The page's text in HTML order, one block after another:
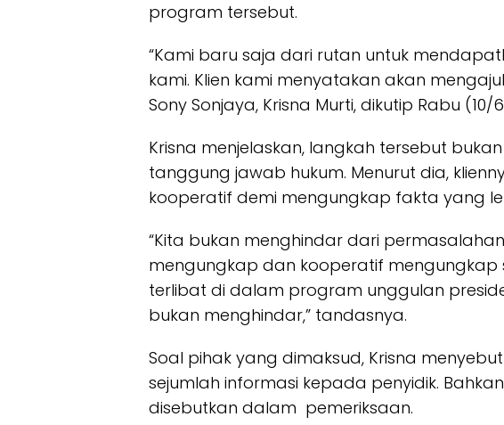
program tersebut.
“Kami baru saja dari rutan untuk
kami. Klien kami menyatakan akan
Sony Sonjaya, Krisna Murti, dikutip Rabu (10/
Krisna menjelaskan, langkah tersebut
tanggung jawab hukum. Menurut dia,
kooperatif demi mengungkap fakta yang
“Kita bukan menghindar dari
mengungkap dan kooperatif
terlibat di dalam program unggulan
bukan menghindar,” tandasnya.
Soal pihak yang dimaksud, Krisna
sejumlah informasi kepada penyidik.
disebutkan dalam pemeriksaan.